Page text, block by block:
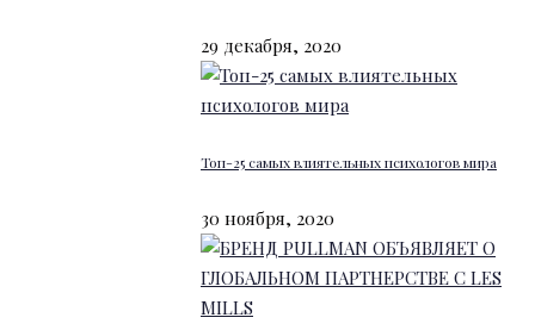
29 декабря, 2020
Топ-25 самых влиятельных психологов мира
30 ноября, 2020